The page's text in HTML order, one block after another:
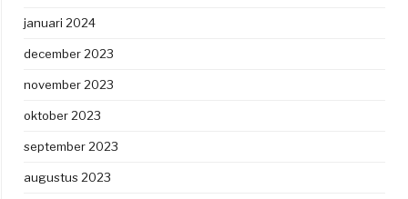
januari 2024
december 2023
november 2023
oktober 2023
september 2023
augustus 2023